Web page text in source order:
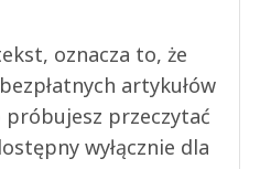
oznacza to, że
artykułów
przeczytać
wyłącznie dla